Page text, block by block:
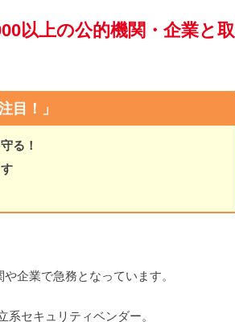
以上の公的機関・企業と取
目！」
る！
企業で急務となっています。
セキュリティベンダー。